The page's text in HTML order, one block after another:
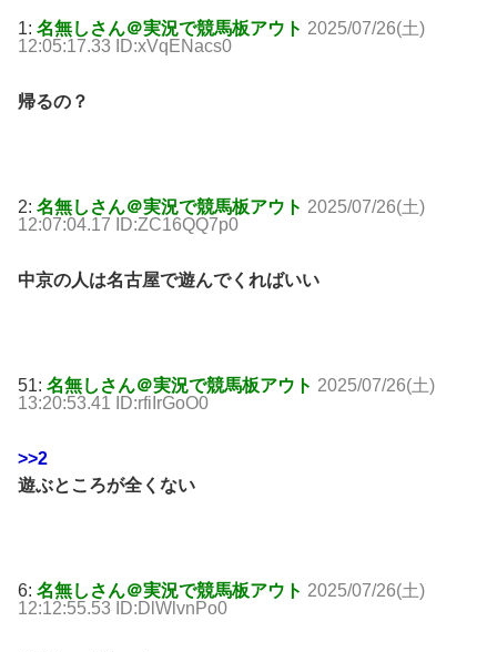
1: 名無しさん＠実況で競馬板アウト 2025/07/26(土)
12:05:17.33 ID:xVqENacs0
帰るの？
2: 名無しさん＠実況で競馬板アウト 2025/07/26(土)
12:07:04.17 ID:ZC16QQ7p0
中京の人は名古屋で遊んでくればいい
51: 名無しさん＠実況で競馬板アウト 2025/07/26(土)
13:20:53.41 ID:rfiIrGoO0
>>2
遊ぶところが全くない
6: 名無しさん＠実況で競馬板アウト 2025/07/26(土)
12:12:55.53 ID:DlWlvnPo0